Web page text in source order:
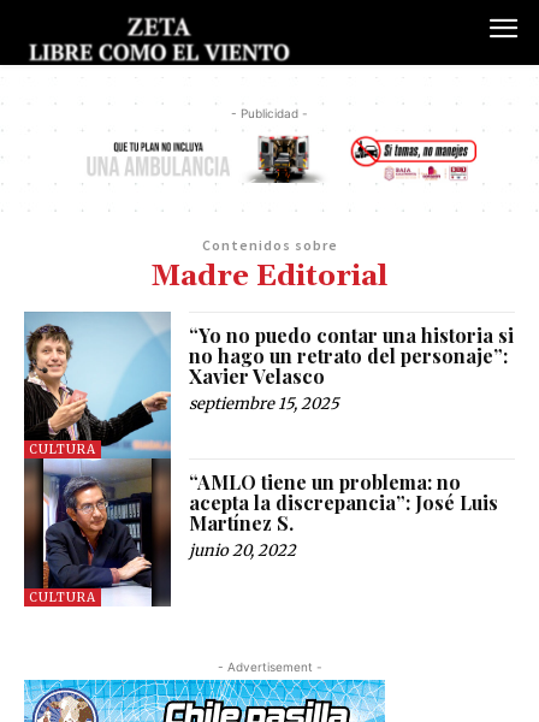
- Publicidad -
Contenidos sobre
Madre Editorial
CULTURA
“Yo no puedo contar una historia si
no hago un retrato del personaje”:
Xavier Velasco
septiembre 15, 2025
CULTURA
“AMLO tiene un problema: no
acepta la discrepancia”: José Luis
Martínez S.
junio 20, 2022
- Advertisement -